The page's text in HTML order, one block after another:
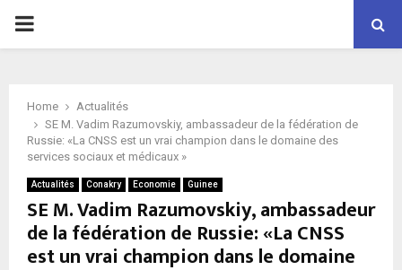
P
A
Home
Actualités
SE M. Vadim Razumovskiy, ambassadeur de la fédération de
Russie: «La CNSS est un vrai champion dans le domaine des
services sociaux et médicaux »
Actualités Conakry Economie Guinee
SE M. Vadim Razumovskiy, ambassadeur
de la fédération de Russie: «La CNSS
est un vrai champion dans le domaine